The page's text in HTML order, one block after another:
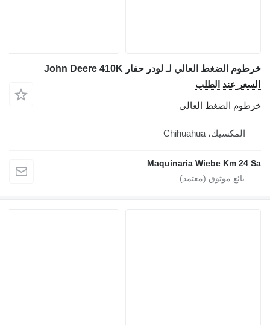
خرطوم الضغط العالي لـ لودر حفار John Deere 410K
السعر عند الطلب
خرطوم الضغط العالي
المكسيك، Chihuahua
Maquinaria Wiebe Km 24 Sa